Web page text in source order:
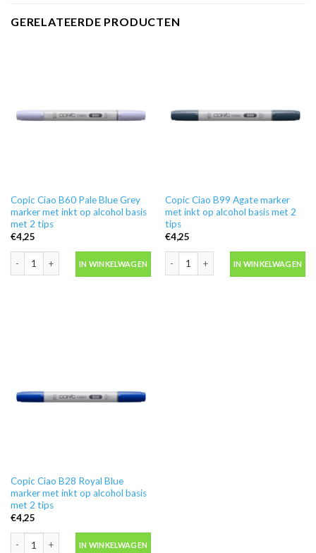
GERELATEERDE PRODUCTEN
Copic Ciao B60 Pale Blue Grey
marker met inkt op alcohol basis
met 2 tips
€4,25
Copic Ciao B60 Pale Blue Grey marker met inkt op alcohol basis met 2 tips
IN WINKELWAGEN
Copic Ciao B99 Agate marker
met inkt op alcohol basis met 2
tips
€4,25
Copic Ciao B99 Agate marker met
IN WINKELWAGEN
Copic Ciao B28 Royal Blue
marker met inkt op alcohol basis
met 2 tips
€4,25
IN WINKELWAGEN